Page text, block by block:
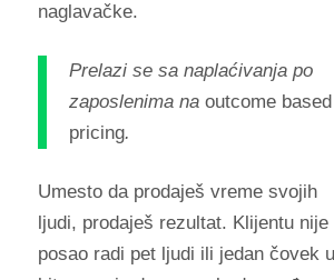
naglavačke.
Prelazi se sa naplaćivanja po
zaposlenima na outcome based
pricing.
Umesto da prodaješ vreme svojih
ljudi, prodaješ rezultat. Klijentu nije
posao radi pet ljudi ili jedan čovek